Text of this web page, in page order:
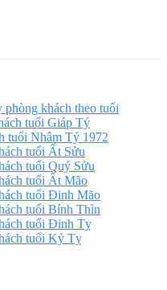
khách theo tuổi
tuổi Giáp Tý
tuổi Nhâm Tý 1972
tuổi Ất Sửu
tuổi Quý Sửu
tuổi Ất Mão
tuổi Đinh Mão
tuổi Bính Thìn
tuổi Đinh Tỵ
tuổi Kỷ Tỵ